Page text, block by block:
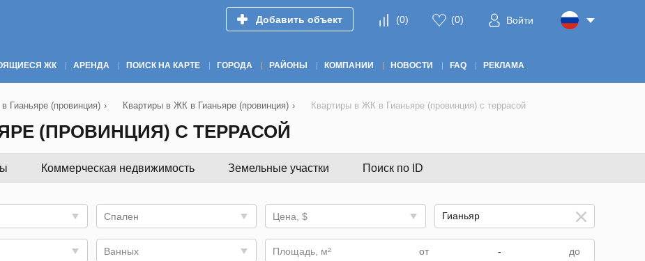
Добавить объект (0) (0) Войти
ЖК АРЕНДА ПОИСК НА КАРТЕ ГОРОДА РАЙОНЫ КОМПАНИИ НОВОСТИ FAQ РЕКЛАМА
Гианьяре (провинция) › Квартиры в ЖК в Гианьяре (провинция) › Квартиры в ЖК в Гианьяре (провинция) с террасой
(ПРОВИНЦИЯ) С ТЕРРАСОЙ
Коммерческая недвижимость Земельные участки Поиск по ID
Спален Цена, $
Ванных Площадь, м² -